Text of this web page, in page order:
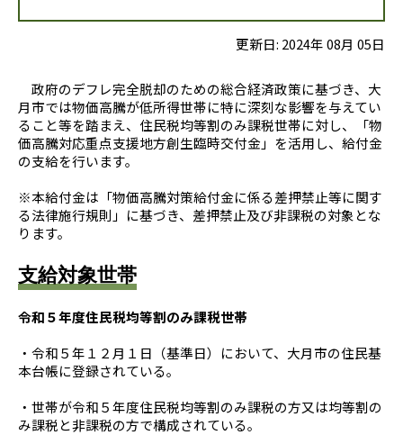
更新日: 2024年08月 05日
政府のデフレ完全脱却のための総合経済政策に基づき、大
月市では物価高騰が低所得世帯に特に深刻な影響を与えてい
ること等を踏まえ、住民税均等割のみ課税世帯に対し、「物
価高騰対応重点支援地方創生臨時交付金」を活用し、給付金
の支給を行います。
※本給付金は「物価高騰対策給付金に係る差押禁止等に関す
る法律施行規則」に基づき、差押禁止及び非課税の対象とな
ります。
支給対象世帯
令和５年度住民税均等割のみ課税世帯
・令和５年１２月１日（基準日）において、大月市の住民基
本台帳に登録されている。
・世帯が令和５年度住民税均等割のみ課税の方又は均等割の
み課税と非課税の方で構成されている。